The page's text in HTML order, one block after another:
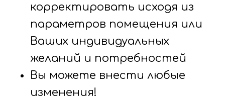
корректировать исходя из
параметров помещения или
Ваших индивидуальных
желаний и потребностей
Вы можете внести любые
изменения!